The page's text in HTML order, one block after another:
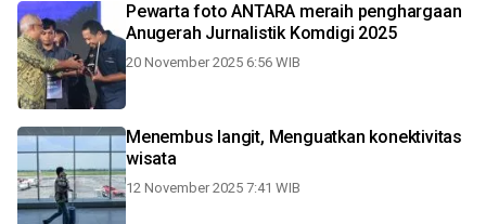
Pewarta foto ANTARA meraih penghargaan
Anugerah Jurnalistik Komdigi 2025
20 November 2025 6:56 WIB
Menembus langit, Menguatkan konektivitas
wisata
12 November 2025 7:41 WIB